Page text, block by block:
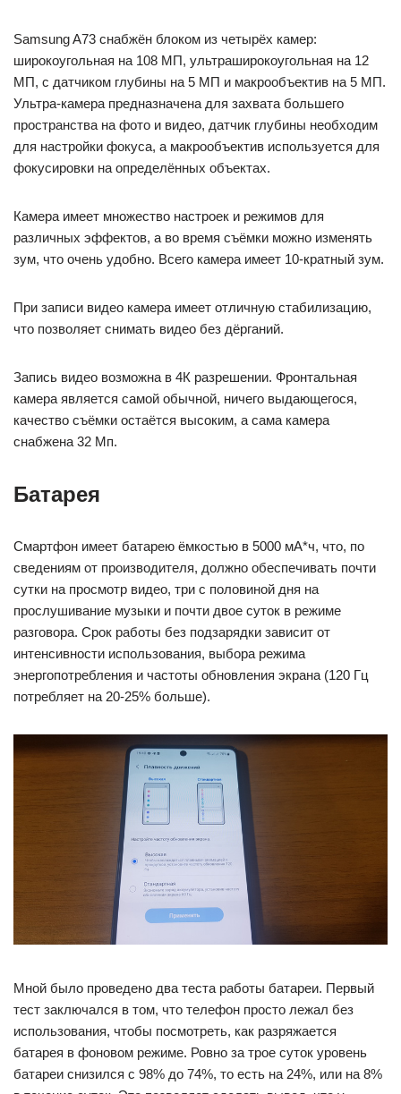
Samsung A73 снабжён блоком из четырёх камер:
широкоугольная на 108 МП, ультраширокоугольная на 12
МП, с датчиком глубины на 5 МП и макрообъектив на 5 МП.
Ультра-камера предназначена для захвата большего
пространства на фото и видео, датчик глубины необходим
для настройки фокуса, а макрообъектив используется для
фокусировки на определённых объектах.
Камера имеет множество настроек и режимов для
различных эффектов, а во время съёмки можно изменять
зум, что очень удобно. Всего камера имеет 10-кратный зум.
При записи видео камера имеет отличную стабилизацию,
что позволяет снимать видео без дёрганий.
Запись видео возможна в 4К разрешении. Фронтальная
камера является самой обычной, ничего выдающегося,
качество съёмки остаётся высоким, а сама камера
снабжена 32 Мп.
Батарея
Смартфон имеет батарею ёмкостью в 5000 мА*ч, что, по
сведениям от производителя, должно обеспечивать почти
сутки на просмотр видео, три с половиной дня на
прослушивание музыки и почти двое суток в режиме
разговора. Cрок работы без подзарядки зависит от
интенсивности использования, выбора режима
энергопотребления и частоты обновления экрана (120 Гц
потребляет на 20-25% больше).
Мной было проведено два теста работы батареи. Первый
тест заключался в том, что телефон просто лежал без
использования, чтобы посмотреть, как разряжается
батарея в фоновом режиме. Ровно за трое суток уровень
батареи снизился с 98% до 74%, то есть на 24%, или на 8%